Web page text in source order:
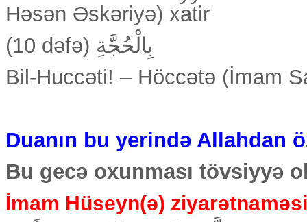
Həsən Əskəriyə) xatir
(10 dəfə) بِالْحُجَّةِ
Bil-Huccəti! – Höccətə (İmam
Duanın bu yerində Allahdan
Bu gecə oxunması tövsiyyə
İmam Hüseyn(ə)